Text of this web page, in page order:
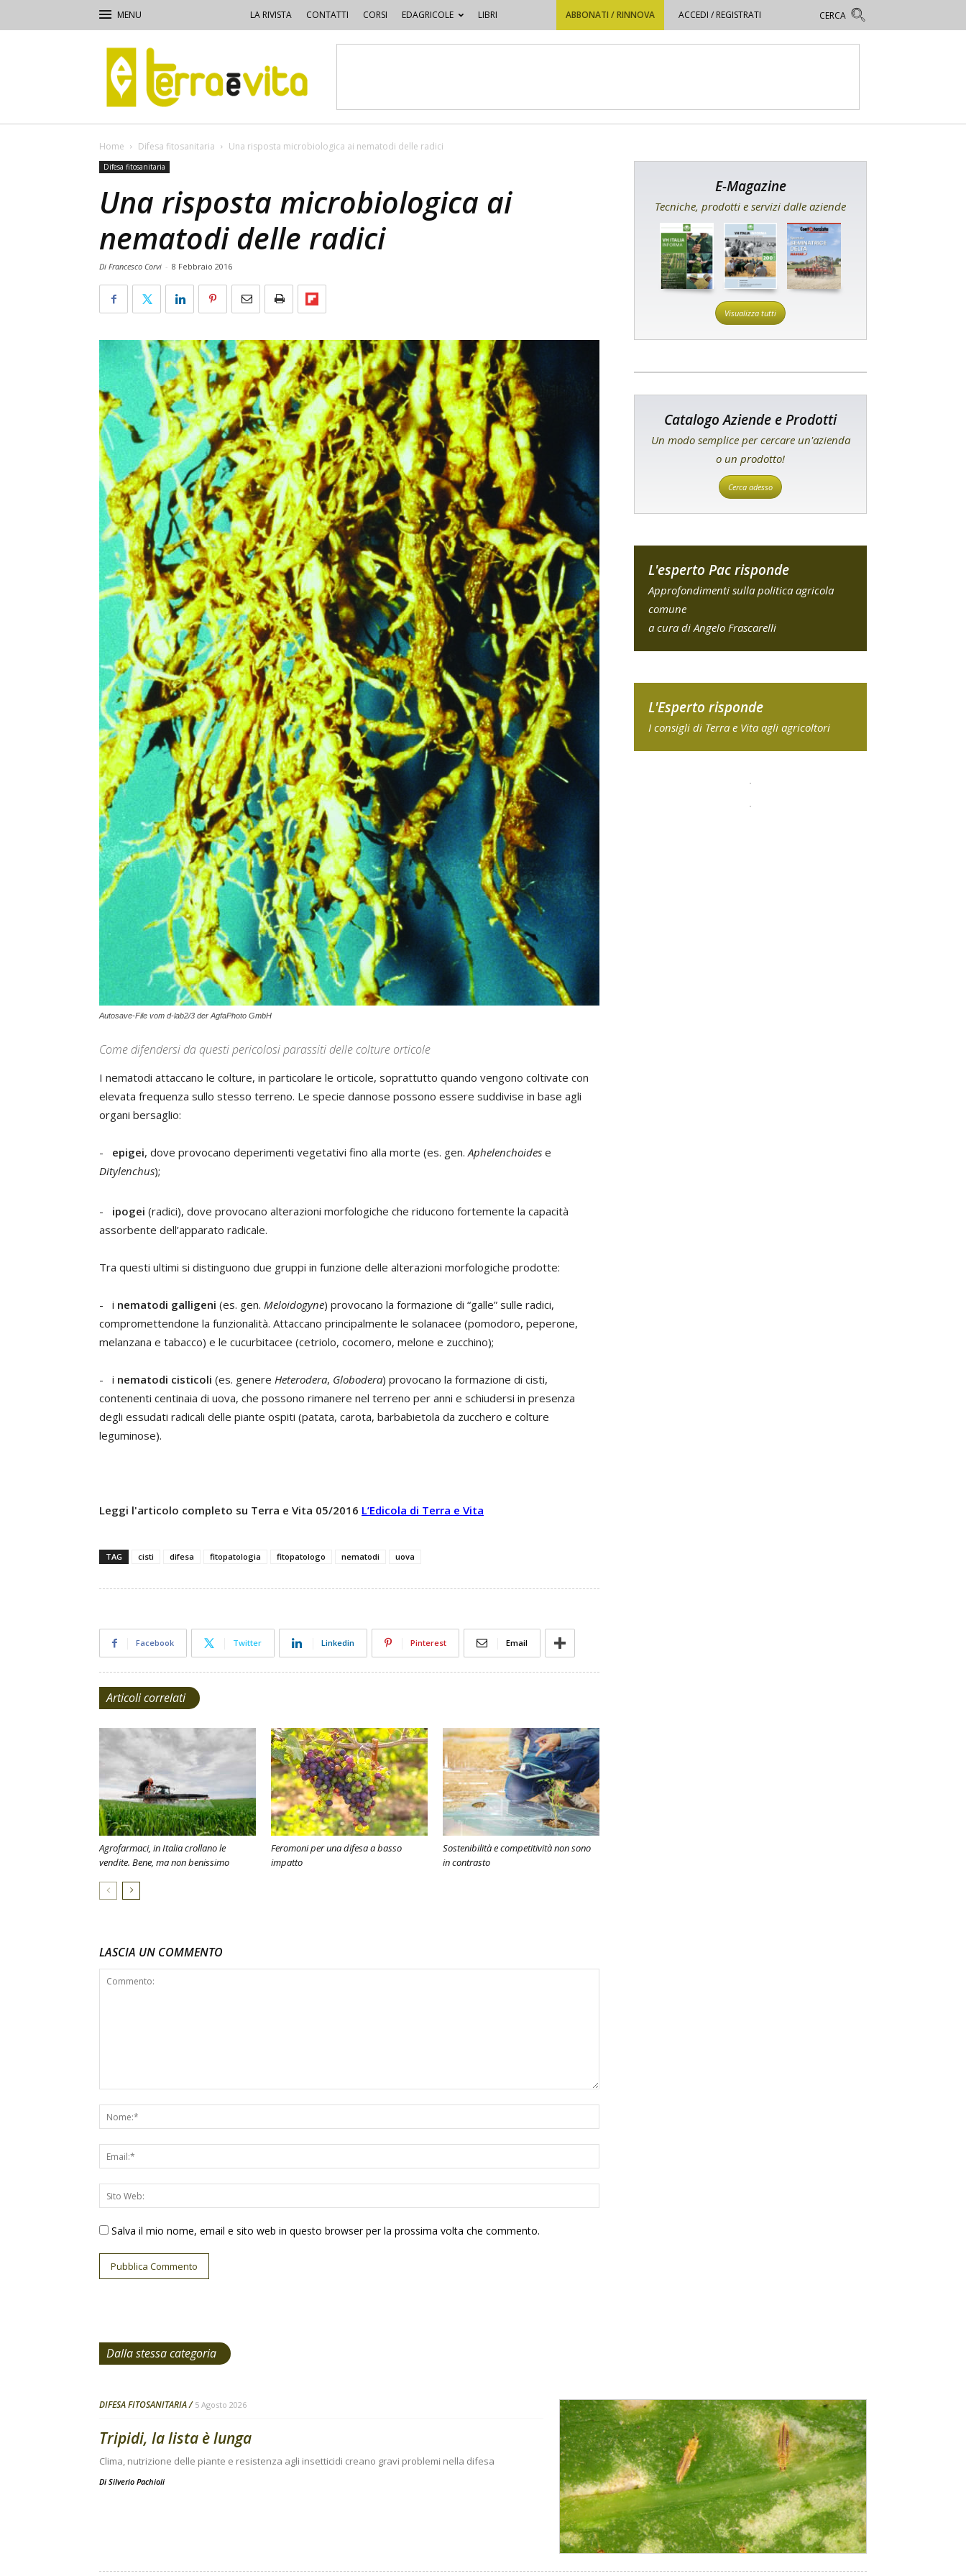
LA RIVISTA CONTATTI CORSI EDAGRICOLE LIBRI ABBONATI / RINNOVA ACCEDI / REGISTRATI
Terra
e
Vita
Home Difesa fitosanitaria Una risposta microbiologica ai nematodi delle radici
Difesa fitosanitaria
Una risposta microbiologica ai
nematodi delle radici
Di Francesco Corvi - 8 Febbraio 2016
Autosave-File vom d-lab2/3 der AgfaPhoto GmbH
Come difendersi da questi pericolosi parassiti delle colture orticole
I nematodi attaccano le colture, in particolare le orticole, soprattutto quando vengono coltivate con
elevata frequenza sullo stesso terreno. Le specie dannose possono essere suddivise in base agli
organi bersaglio:
- epigei, dove provocano deperimenti vegetativi fino alla morte (es. gen.Aphelenchoides e
Ditylenchus);
- ipogei (radici), dove provocano alterazioni morfologiche che riducono fortemente la capacità
assorbente dell’apparato radicale.
Tra questi ultimi si distinguono due gruppi in funzione delle alterazioni morfologiche prodotte:
- i nematodi galligeni (es. gen. Meloidogyne) provocano la formazione di “galle” sulle radici,
compromettendone la funzionalità. Attaccano principalmente le solanacee (pomodoro, peperone,
melanzana e tabacco) e le cucurbitacee (cetriolo, cocomero, melone e zucchino);
- i nematodi cisticoli (es. genere Heterodera, Globodera) provocano la formazione di cisti,
contenenti centinaia di uova, che possono rimanere nel terreno per anni e schiudersi in presenza
degli essudati radicali delle piante ospiti (patata, carota, barbabietola da zucchero e colture
leguminose).
Leggi l'articolo completo su Terra e Vita 05/2016 L’Edicola di Terra e Vita
TAG cisti difesa fitopatologia fitopatologo nematodi uova
Facebook Twitter Linkedin Pinterest Email
Articoli correlati
Agrofarmaci, in Italia crollano le
vendite. Bene, ma non benissimo
Feromoni per una difesa a basso
impatto
Sostenibilità e competitività non sono
in contrasto
LASCIA UN COMMENTO
Salva il mio nome, email e sito web in questo browser per la prossima volta che commento.
E-Magazine
Tecniche, prodotti e servizi dalle aziende
Visualizza tutti
Catalogo Aziende e Prodotti
Un modo semplice per cercare un'azienda
o un prodotto!
Cerca adesso
L'esperto Pac risponde
Approfondimenti sulla politica agricola
comune
a cura di Angelo Frascarelli
L'Esperto risponde
I consigli di Terra e Vita agli agricoltori
Dalla stessa categoria
DIFESA FITOSANITARIA 5 Agosto 2026
Tripidi, la lista è lunga
Clima, nutrizione delle piante e resistenza agli insetticidi creano gravi problemi nella difesa
Di Silverio Pachioli